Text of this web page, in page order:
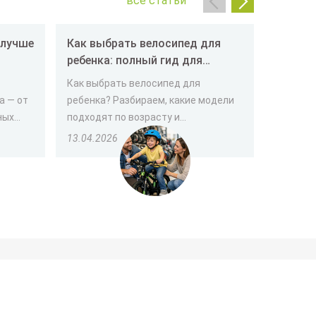
— от
Как выбрать велосипед для
ребенка: полный гид для
родителей
Как выбрать велосипед для
ребенка? Разбираем, какие модели
подходят по возрасту и...
13.04.2026